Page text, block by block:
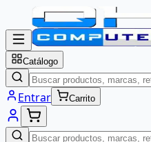
Catálogo
Entrar Carrito